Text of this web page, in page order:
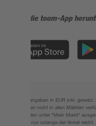
Jetzt die toom-App
Alle Preisangaben in EUR inkl.
Umständen nicht in allen Märkten
sich auf den unter "Mein Markt"
Produkte nur solange der Vorrat reicht.